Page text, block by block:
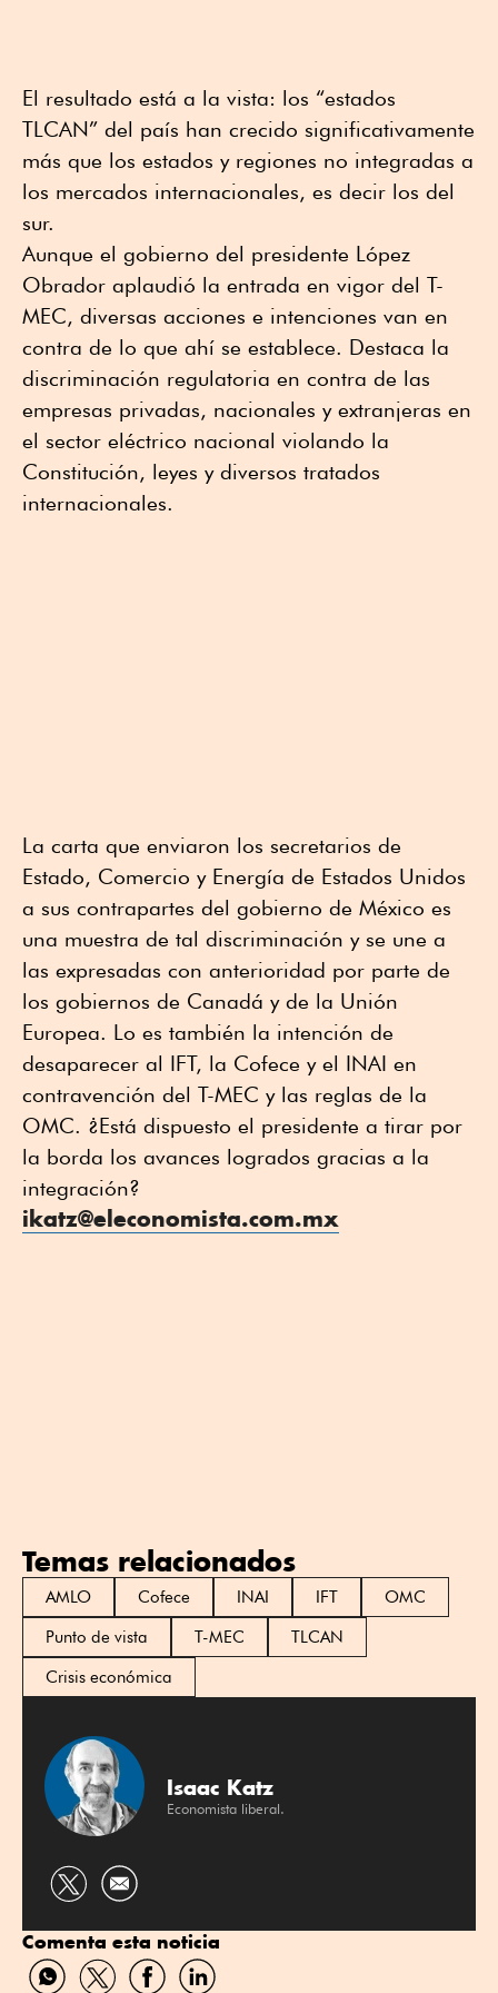
El resultado está a la vista: los “estados
TLCAN” del país han crecido significativamente
más que los estados y regiones no integradas a
los mercados internacionales, es decir los del
sur.
Aunque el gobierno del presidente López
Obrador aplaudió la entrada en vigor del T-
MEC, diversas acciones e intenciones van en
contra de lo que ahí se establece. Destaca la
discriminación regulatoria en contra de las
empresas privadas, nacionales y extranjeras en
el sector eléctrico nacional violando la
Constitución, leyes y diversos tratados
internacionales.
La carta que enviaron los secretarios de
Estado, Comercio y Energía de Estados Unidos
a sus contrapartes del gobierno de México es
una muestra de tal discriminación y se une a
las expresadas con anterioridad por parte de
los gobiernos de Canadá y de la Unión
Europea. Lo es también la intención de
desaparecer al IFT, la Cofece y el INAI en
contravención del T-MEC y las reglas de la
OMC. ¿Está dispuesto el presidente a tirar por
la borda los avances logrados gracias a la
integración?
ikatz@eleconomista.com.mx
Temas relacionados
AMLO Cofece INAI IFT
OMC
Punto de vista
T-MEC
TLCAN
Crisis económica
Isaac Katz
Economista liberal.
Compartir
Twitter
Comenta esta noticia
CompartirCompartirCompartirCompartir